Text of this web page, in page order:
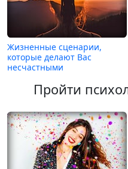
Жизненные сценарии,
которые делают Вас
несчастными
Пройти